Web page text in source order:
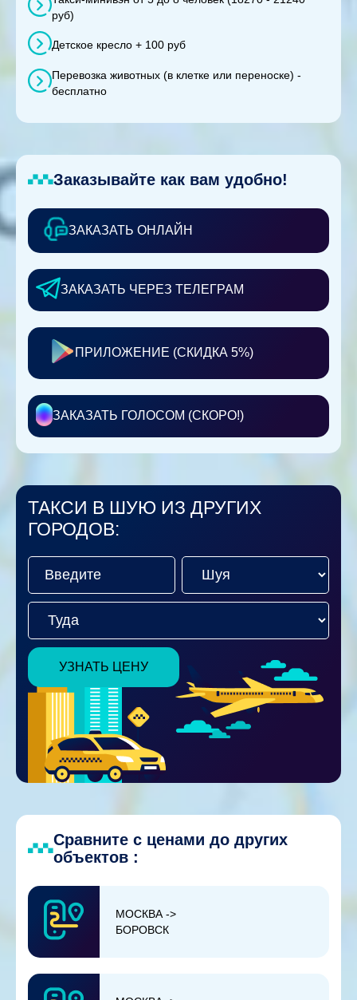
руб)
Детское кресло + 100 руб
Перевозка животных (в клетке или переноске) -
бесплатно
Заказывайте как вам удобно!
ЗАКАЗАТЬ ОНЛАЙН
ЗАКАЗАТЬ ЧЕРЕЗ ТЕЛЕГРАМ
ПРИЛОЖЕНИЕ (СКИДКА 5%)
ЗАКАЗАТЬ ГОЛОСОМ (СКОРО!)
ТАКСИ В ШУЮ ИЗ ДРУГИХ
ГОРОДОВ:
УЗНАТЬ ЦЕНУ
Сравните с ценами до других
объектов :
МОСКВА ->
БОРОВСК